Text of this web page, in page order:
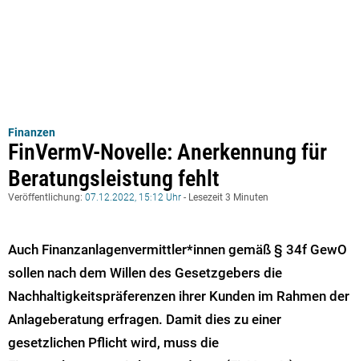
Finanzen
FinVermV-Novelle: Anerkennung für
Beratungsleistung fehlt
Veröffentlichung: 07.12.2022, 15:12 Uhr - Lesezeit 3 Minuten
Auch Finanzanlagenvermittler*innen gemäß § 34f GewO
sollen nach dem Willen des Gesetzgebers die
Nachhaltigkeitspräferenzen ihrer Kunden im Rahmen der
Anlageberatung erfragen. Damit dies zu einer
gesetzlichen Pflicht wird, muss die